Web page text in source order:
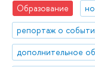
Образование
репортаж о
дополнительное